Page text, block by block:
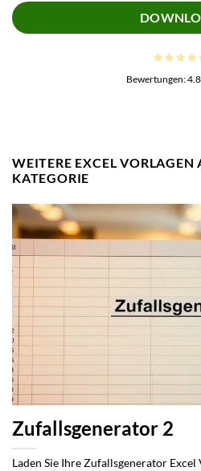
Bewertungen:4.8
WEITERE EXCEL VORLAGEN
KATEGORIE
Zufallsgenerator 2
Laden Sie Ihre Zufallsgenerator